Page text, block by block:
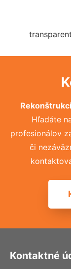
Hľadáte
profesionálov
či
Kontaktné